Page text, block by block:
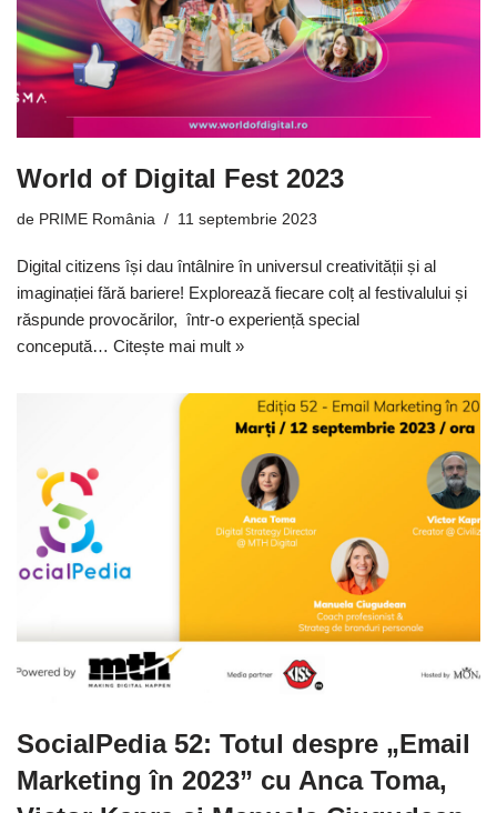
World of Digital Fest 2023
de PRIME România 11 septembrie 2023
Digital citizens își dau întâlnire în universul creativității și al
imaginației fără bariere! Explorează fiecare colț al festivalului și
răspunde provocărilor, într-o experiență special
concepută… Citește mai mult »
SocialPedia 52: Totul despre „Email
Marketing în 2023” cu Anca Toma,